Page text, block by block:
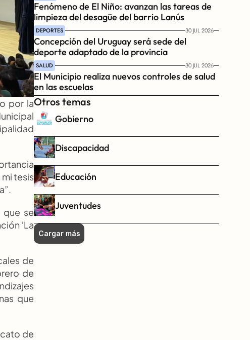
por la
tesis
que se
‘La
de
de
que
de
Fenómeno de El Niño: avanzan las tareas de
limpieza del desagüe del barrio Lanús
DEPORTES 30 JUL 2026
Concepción del Uruguay será sede del
deporte adaptado de la provincia
SALUD 30 JUL 2026
El Municipio realiza nuevos controles de salud
en las escuelas
Otros temas
Gobierno
Discapacidad
Educación
Juventudes
Cargar más